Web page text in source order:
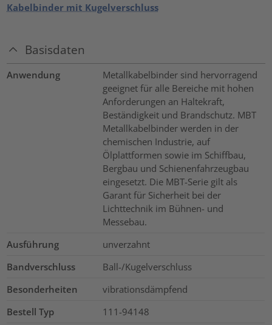
Kabelbinder mit Kugelverschluss
Basisdaten
Anwendung
Metallkabelbinder sind hervorragend
geeignet für alle Bereiche mit hohen
Anforderungen an Haltekraft,
Beständigkeit und Brandschutz. MBT
Metallkabelbinder werden in der
chemischen Industrie, auf
Ölplattformen sowie im Schiffbau,
Bergbau und Schienenfahrzeugbau
eingesetzt. Die MBT-Serie gilt als
Garant für Sicherheit bei der
Lichttechnik im Bühnen- und
Messebau.
Ausführung
unverzahnt
Bandverschluss
Ball-/Kugelverschluss
Besonderheiten
vibrationsdämpfend
Bestell Typ
111-94148